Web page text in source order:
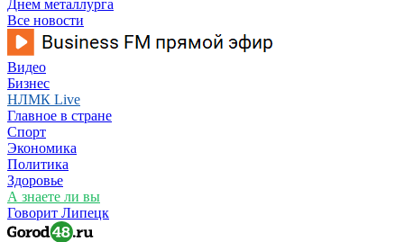
Днем металлурга
Все новости
Видео
Бизнес
НЛМК Live
Главное в стране
Спорт
Экономика
Политика
Здоровье
А знаете ли вы
Говорит Липецк